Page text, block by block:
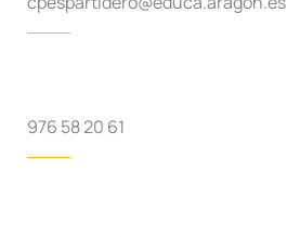
976 58 20 61